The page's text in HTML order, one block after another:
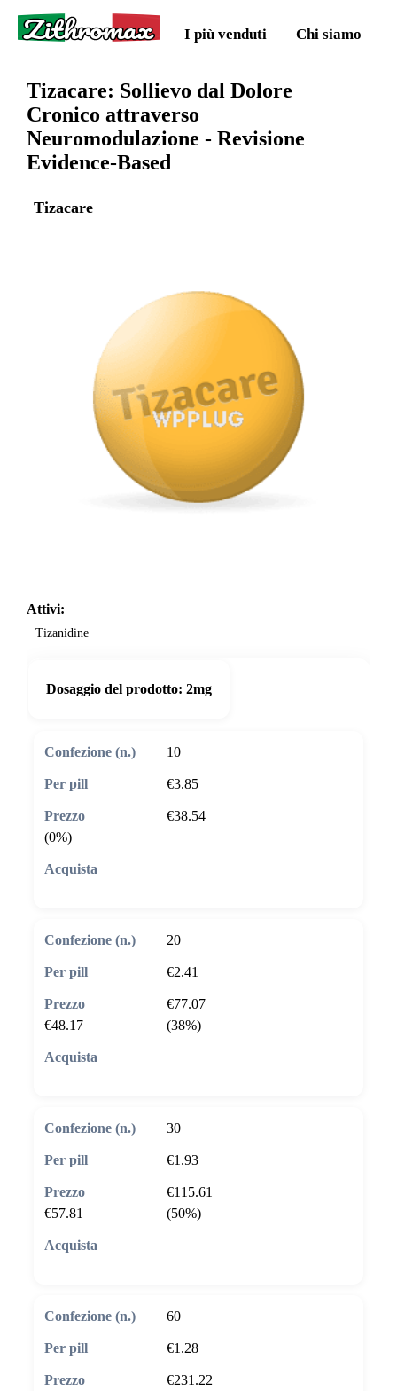
Zithromax I più venduti Chi siamo
Tizacare: Sollievo dal Dolore
Cronico attraverso
Neuromodulazione - Revisione
Evidence-Based
Tizacare
Attivi:
Tizanidine
Dosaggio del prodotto: 2mg
10
€3.85
€38.54
(0%)
20
€2.41
€77.07
€48.17
(38%)
30
€1.93
€115.61
€57.81
(50%)
60
€1.28
€231.22